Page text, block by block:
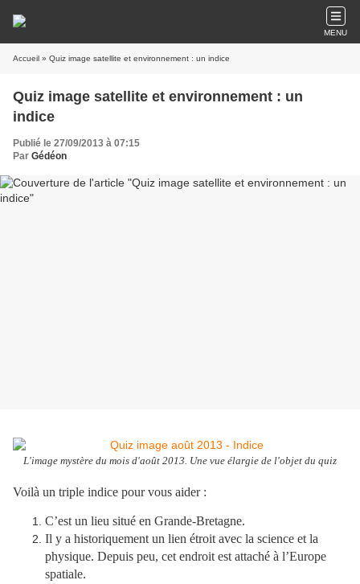
MENU
Accueil » Quiz image satellite et environnement : un indice
Quiz image satellite et environnement : un
indice
Publié le 27/09/2013 à 07:15
Par Gédéon
L'image mystère du mois d'août 2013. Une vue élargie de l'objet du quiz
Voilà un triple indice pour vous aider :
C’est un lieu situé en Grande-Bretagne.
Il y a historiquement un lien étroit avec la science et la
physique. Depuis peu, cet endroit est attaché à l’Europe
spatiale.